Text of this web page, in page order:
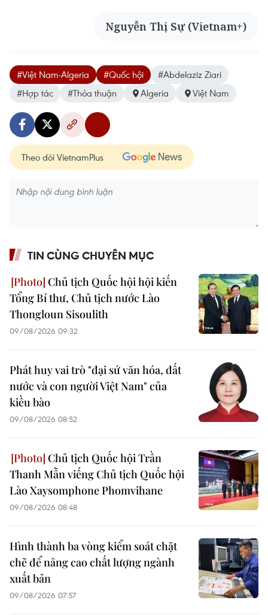
Nguyễn Thị Sự (Vietnam+)
#Việt Nam-Algeria #Quốc hội
#Abdelaziz Ziari
#Hợp tác
#Thỏa thuận Algeria Việt Nam
Theo dõi VietnamPlus
TIN CÙNG CHUYÊN MỤC
Chủ tịch Quốc hội hội kiến
Tổng Bí thư, Chủ tịch nước Lào
Thongloun Sisoulith
09/08/2026 09:32
Phát huy vai trò "đại sứ văn hóa, đất
nước và con người Việt Nam" của
kiều bào
09/08/2026 08:52
Chủ tịch Quốc hội Trần
Thanh Mẫn viếng Chủ tịch Quốc hội
Lào Xaysomphone Phomvihane
09/08/2026 08:48
Hình thành ba vòng kiểm soát chặt
chẽ để nâng cao chất lượng ngành
xuất bản
09/08/2026 07:57